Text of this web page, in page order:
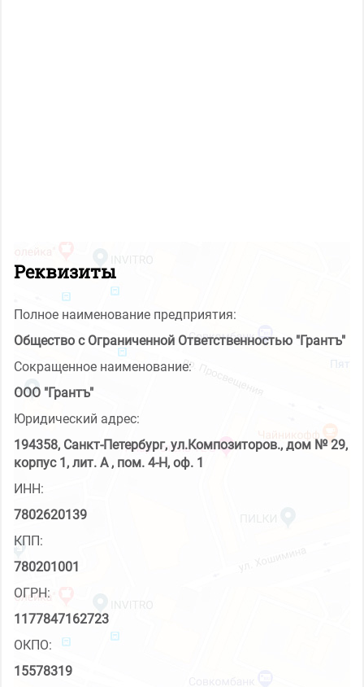
Реквизиты
Полное наименование предприятия:
Общество с Ограниченной Ответственностью "Грантъ"
Сокращенное наименование:
ООО "Грантъ"
Юридический адрес:
194358, Санкт-Петербург, ул.Композиторов., дом № 29,
корпус 1, лит. А , пом. 4-Н, оф. 1
ИНН:
7802620139
КПП:
780201001
ОГРН:
1177847162723
ОКПО:
15578319